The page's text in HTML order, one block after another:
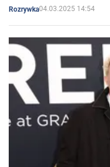
Rozrywka04.03.2025 14:54